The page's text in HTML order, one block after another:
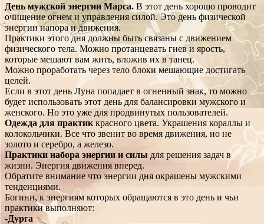
День мужской энергии Марса. В этот день хорошо проводит
очищение огнем и управления силой. Это день физической
энергии напора и движения.
Практики этого дня должны быть связаны с движением
физического тела. Можно протанцевать гнев и ярость,
которые мешают вам жить, вложив их в танец.
Можно проработать через тело блоки мешающие достигать
целей.
Если в этот день Луна попадает в огненный знак, то можно
будет использовать этот день для балансировки мужского и
женского. Но это уже для продвинутых пользователей.
Одежда для практик красного цвета. Украшения кораллы и
колокольчики. Все что звенит во время движения, но не
золото и серебро, а железо.
Практики набора энергии и силы для решения задач в
жизни. Энергия движения вперед.
Обратите внимание что энергии дня окрашены мужскими
тенденциями.
Богини, к энергиям которых обращаются в это день и чьи
практики выполняют:
-Дурга